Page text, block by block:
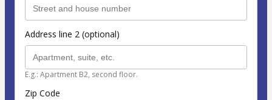
Address line 2 (optional)
E.g.: Apartment B2, second floor.
Zip Code